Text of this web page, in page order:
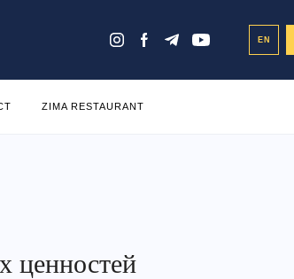
EN
ZIMA RESTAURANT
ценностей